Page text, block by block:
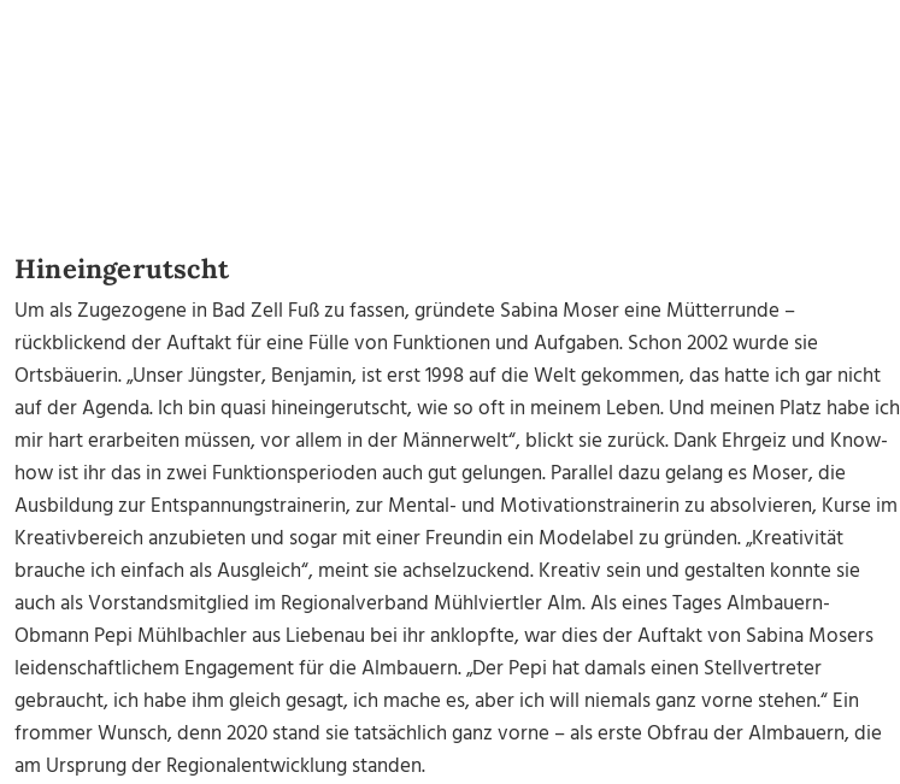
Hineingerutscht
Um als Zugezogene in Bad Zell Fuß zu fassen, gründete Sabina Moser eine Mütterrunde –
rückblickend der Auftakt für eine Fülle von Funktionen und Aufgaben. Schon 2002 wurde sie
Ortsbäuerin. „Unser Jüngster, Benjamin, ist erst 1998 auf die Welt gekommen, das hatte ich gar nicht
auf der Agenda. Ich bin quasi hineingerutscht, wie so oft in meinem Leben. Und meinen Platz habe ich
mir hart erarbeiten müssen, vor allem in der Männerwelt“, blickt sie zurück. Dank Ehrgeiz und Know-
how ist ihr das in zwei Funktionsperioden auch gut gelungen. Parallel dazu gelang es Moser, die
Ausbildung zur Entspannungstrainerin, zur Mental- und Motivationstrainerin zu absolvieren, Kurse im
Kreativbereich anzubieten und sogar mit einer Freundin ein Modelabel zu gründen. „Kreativität
brauche ich einfach als Ausgleich“, meint sie achselzuckend.Kreativ sein und gestalten konnte sie
auch als Vorstandsmitglied im Regionalverband Mühlviertler Alm. Als eines Tages Almbauern-
Obmann Pepi Mühlbachler aus Liebenau bei ihr anklopfte, war dies der Auftakt von Sabina Mosers
leidenschaftlichem Engagement für die Almbauern. „Der Pepi hat damals einen Stellvertreter
gebraucht, ich habe ihm gleich gesagt, ich mache es, aber ich will niemals ganz vorne stehen.“ Ein
frommer Wunsch, denn 2020 stand sie tatsächlich ganz vorne –als erste Obfrau der Almbauern, die
am Ursprung der Regionalentwicklung standen.